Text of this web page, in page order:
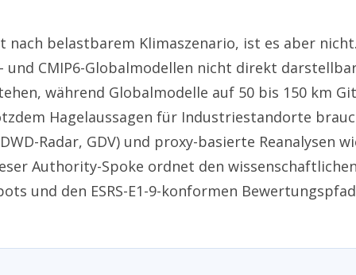
nach belastbarem Klimaszenario, ist es aber
und CMIP6-Globalmodellen nicht direkt
während Globalmodelle auf 50 bis 150 km
Hagelaussagen für Industriestandorte
Radar, GDV) und proxy-basierte Re­analysen
Authority-Spoke ordnet den
und den ESRS-E1-9-konformen